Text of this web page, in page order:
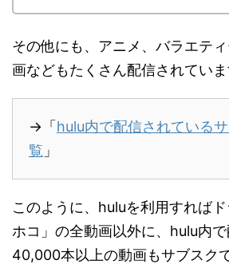
その他にも、アニメ、バラエテ
画などもたくさん配信されていま
→「hulu内で配信されている
覧 」
このように、huluを利用すれば
ホコ」の全動画以外に、hulu内
40,000本以上の動画もサブスク